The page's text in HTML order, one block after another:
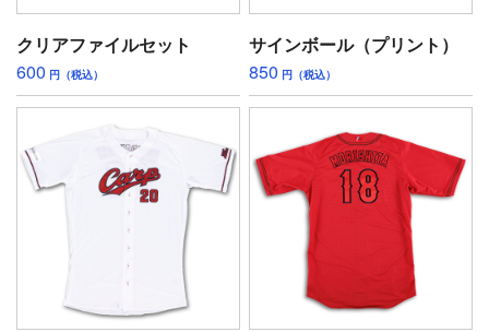
クリアファイルセット
600 円（税込）
サインボール（プリント）
850 円（税込）